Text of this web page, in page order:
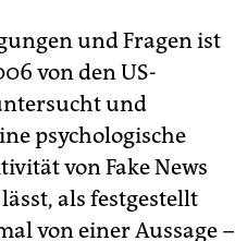
und Fragen ist
von den US-
und
psychologische
von Fake News
als festgestellt
von einer Aussage −